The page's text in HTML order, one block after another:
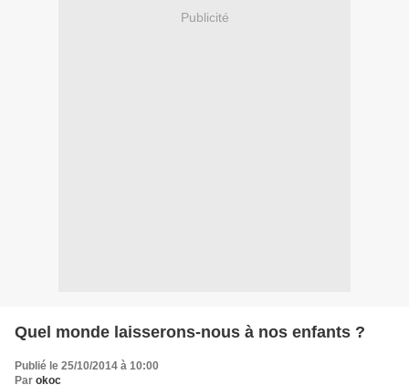
Publicité
Quel monde laisserons-nous à nos enfants ?
Publié le 25/10/2014 à 10:00
Par okoc